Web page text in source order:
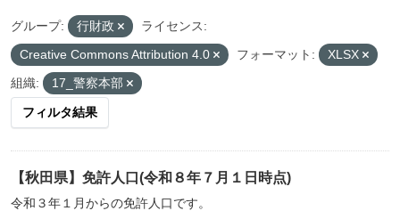
グループ: 行財政
ライセンス:
Creative Commons Attribution 4.0
フォーマット:
XLSX
組織:
17_警察本部
フィルタ結果
【秋田県】免許人口(令和８年７月１日時点)
令和３年１月からの免許人口です。